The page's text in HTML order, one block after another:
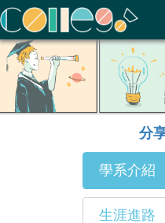
ColleGo! 大學選才與高中育才
分
學系介紹
生涯進路